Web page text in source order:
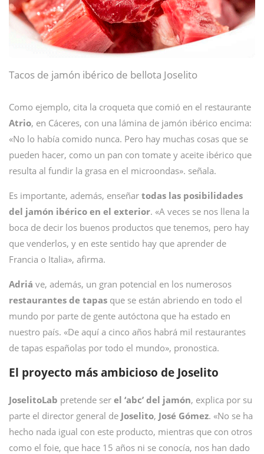
Tacos de jamón ibérico de bellota Joselito
Como ejemplo, cita la croqueta que comió en el restaurante
Atrio, en Cáceres, con una lámina de jamón ibérico encima:
«No lo había comido nunca. Pero hay muchas cosas que se
pueden hacer, como un pan con tomate y aceite ibérico que
resulta al fundir la grasa en el microondas». señala.
Es importante, además, enseñar todas las posibilidades
del jamón ibérico en el exterior. «A veces se nos llena la
boca de decir los buenos productos que tenemos, pero hay
que venderlos, y en este sentido hay que aprender de
Francia o Italia», afirma.
Adriá ve, además, un gran potencial en los numerosos
restaurantes de tapas que se están abriendo en todo el
mundo por parte de gente autóctona que ha estado en
nuestro país. «De aquí a cinco años habrá mil restaurantes
de tapas españolas por todo el mundo», pronostica.
El proyecto más ambicioso de Joselito
JoselitoLab pretende ser el ‘abc’ del jamón, explica por su
parte el director general de Joselito, José Gómez. «No se ha
hecho nada igual con este producto, mientras que con otros
como el foie, que hace 15 años ni se conocía, nos han dado